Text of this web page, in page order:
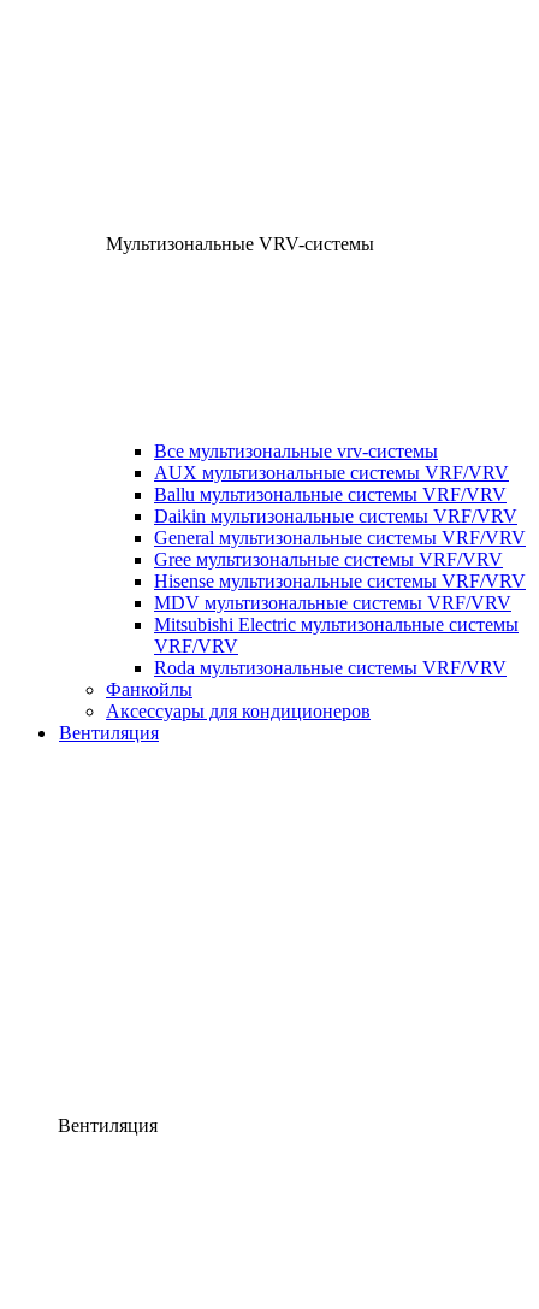
Мультизональные VRV-системы
Все мультизональные vrv-системы
AUX мультизональные системы VRF/VRV
Ballu мультизональные системы VRF/VRV
Daikin мультизональные системы VRF/VRV
General мультизональные системы VRF/VRV
Gree мультизональные системы VRF/VRV
Hisense мультизональные системы VRF/VRV
MDV мультизональные системы VRF/VRV
Mitsubishi Electric мультизональные системы
VRF/VRV
Roda мультизональные системы VRF/VRV
Фанкойлы
Аксессуары для кондиционеров
Вентиляция
Вентиляция